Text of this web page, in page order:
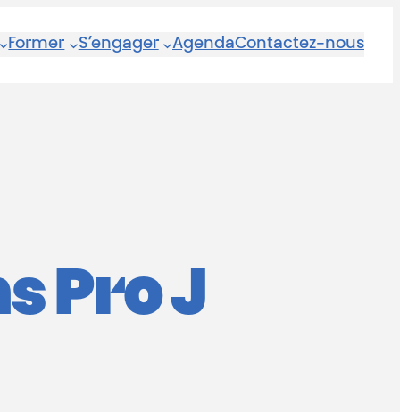
Former S’engager AgendaContactez-nous
Pro J